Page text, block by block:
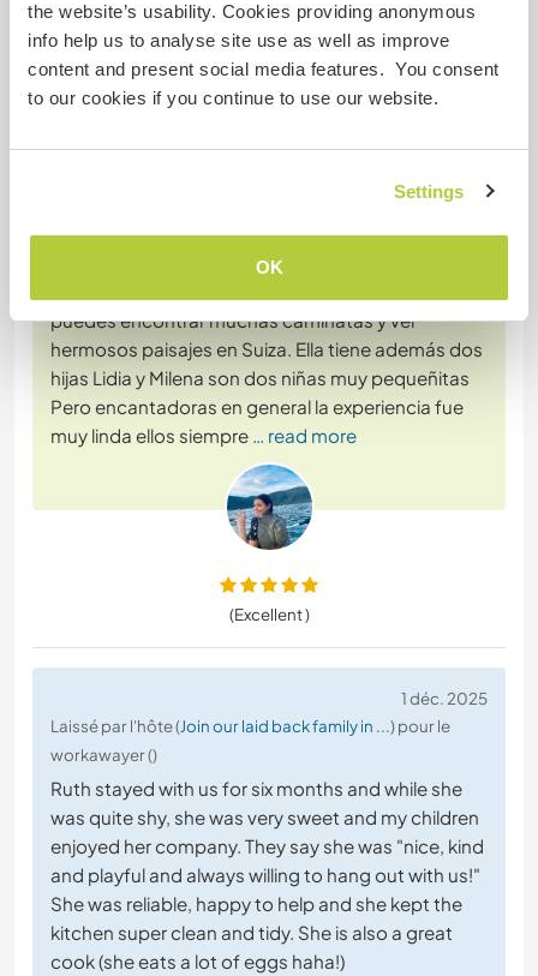
the website’s usability. Cookies providing anonymous
info help us to analyse site use as well as improve
content and present social media features. You consent
to our cookies if you continue to use our website.
Settings
OK
(Excellent )
La experiencia en casa de Emilse ha sido increíble
ella vive en una zona o en un pueblito muy
puedes encontrar muchas caminatas y ver
hermosos paisajes en Suiza. Ella tiene además dos
hijas Lidia y Milena son dos niñas muy pequeñitas
Pero encantadoras en general la experiencia fue
muy linda ellos siempre … read more
(Excellent )
1 déc. 2025
Laissé par l'hôte (Join our laid back family in ...) pour le
workawayer ()
Ruth stayed with us for six months and while she
was quite shy, she was very sweet and my children
enjoyed her company. They say she was "nice, kind
and playful and always willing to hang out with us!"
She was reliable, happy to help and she kept the
kitchen super clean and tidy. She is also a great
cook (she eats a lot of eggs haha!)